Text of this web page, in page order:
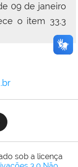
09 de janeiro
o item 33.3
sob a licença